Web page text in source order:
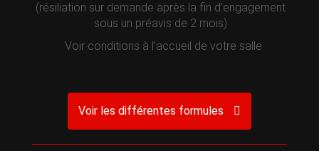
(résiliation sur demande après la fin d’engagement
sous un préavis de 2 mois)
Voir conditions à l’accueil de votre salle
Voir les différentes formules